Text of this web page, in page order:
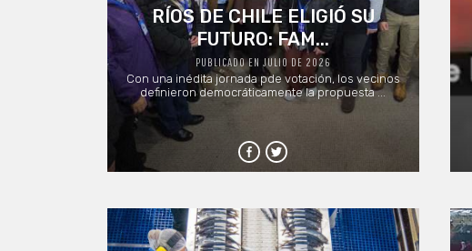
RÍOS DE CHILE ELIGIÓ SU
FUTURO: FAM...
PUBLICADO EN JULIO DE 2026
Con una inédita jornada pde votación, los vecinos
definieron democráticamente la propuesta ...